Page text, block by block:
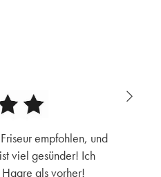
empfohlen, und
viel gesünder! Ich
als vorher!